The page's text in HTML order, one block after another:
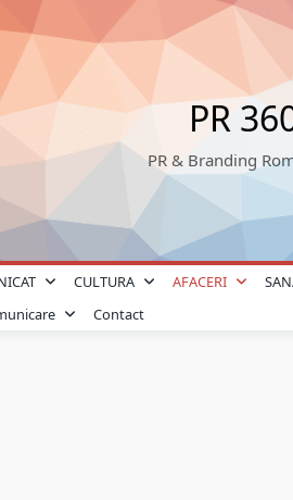
PR
PR & Branding
CULTURA AFACERI
Contact